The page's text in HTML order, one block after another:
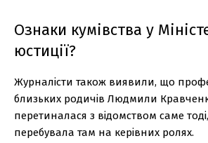
Ознаки кумівства у
юстиції?
Журналісти також виявили, що
близьких родичів Людмили
перетиналася з відомством саме
перебувала там на керівних ролях.